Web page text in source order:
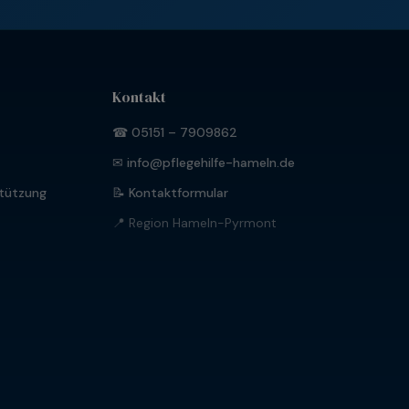
Kontakt
☎ 05151 – 7909862
✉ info@pflegehilfe-hameln.de
📝 Kontaktformular
📍 Region Hameln-Pyrmont